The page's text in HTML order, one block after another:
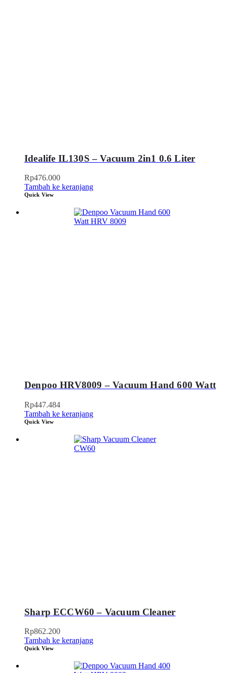
Idealife IL130S – Vacuum 2in1 0.6 Liter
Rp476.000
Tambah ke keranjang
Quick View
Denpoo HRV8009 – Vacuum Hand 600 Watt
Rp447.484
Tambah ke keranjang
Quick View
Sharp ECCW60 – Vacuum Cleaner
Rp862.200
Tambah ke keranjang
Quick View